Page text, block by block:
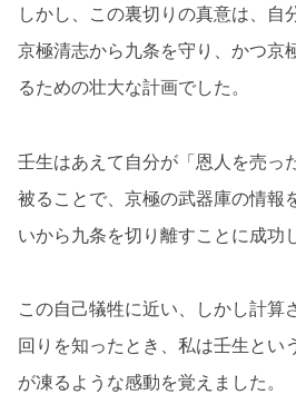
しかし、この裏切りの真意は、自
京極清志から九条を守り、かつ京
るための壮大な計画でした。
壬生はあえて自分が「恩人を売っ
被ることで、京極の武器庫の情報
いから九条を切り離すことに成功
この自己犠牲に近い、しかし計算
回りを知ったとき、私は壬生とい
が凍るような感動を覚えました。